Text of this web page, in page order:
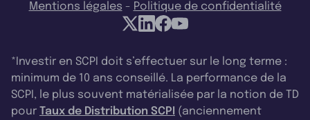
Mentions légales - Politique de confidentialité
*Investir en SCPI doit s’effectuer sur le long terme :
minimum de 10 ans conseillé. La performance de la
SCPI, le plus souvent matérialisée par la notion de TD
pour Taux de Distribution SCPI (anciennement